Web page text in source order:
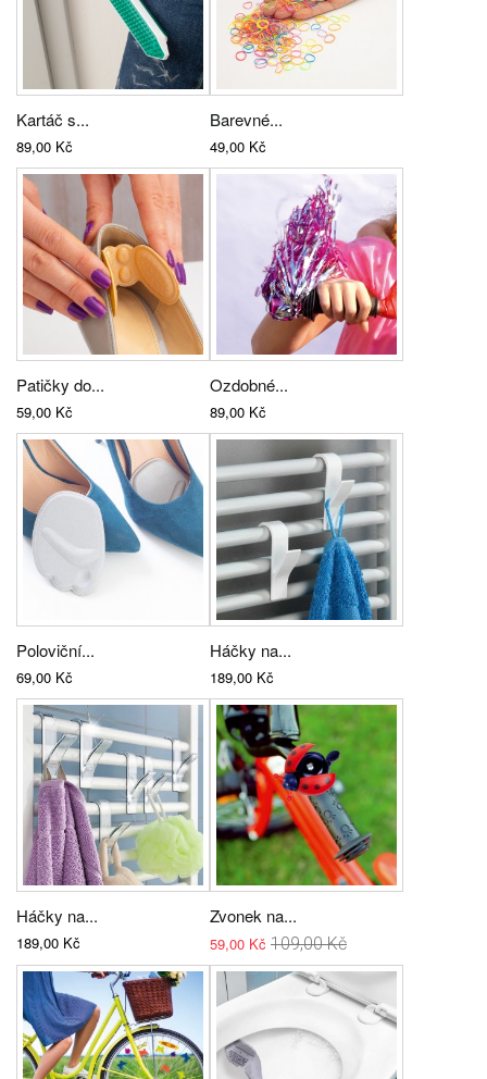
Kartáč s...
89,00 Kč
Barevné...
49,00 Kč
Patičky do...
59,00 Kč
Ozdobné...
89,00 Kč
Poloviční...
69,00 Kč
Háčky na...
189,00 Kč
Háčky na...
189,00 Kč
Zvonek na...
59,00 Kč 109,00 Kč